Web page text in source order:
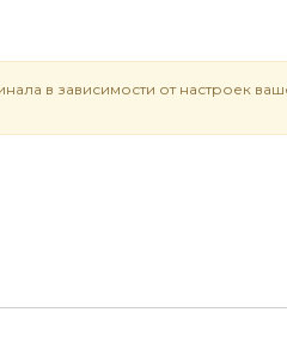
в зависимости от настроек